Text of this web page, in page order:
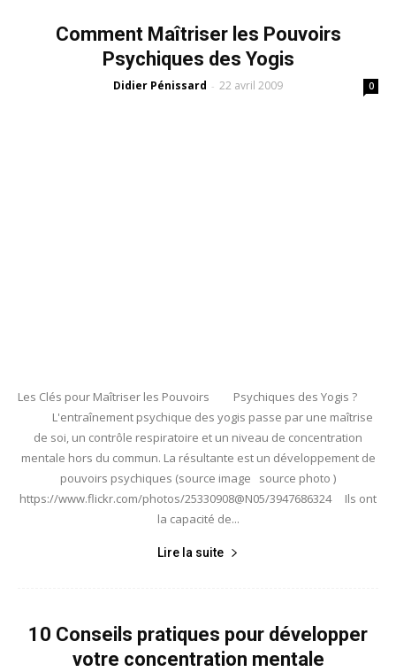
Comment Maîtriser les Pouvoirs
Psychiques des Yogis
Didier Pénissard - 22 avril 2009 0
Les Clés pour Maîtriser les Pouvoirs Psychiques des Yogis ?
L'entraînement psychique des yogis passe par une maîtrise
de soi, un contrôle respiratoire et un niveau de concentration
mentale hors du commun. La résultante est un développement de
pouvoirs psychiques (source image source photo )
https://www.flickr.com/photos/25330908@N05/3947686324 Ils ont
la capacité de...
Lire la suite
10 Conseils pratiques pour développer
votre concentration mentale